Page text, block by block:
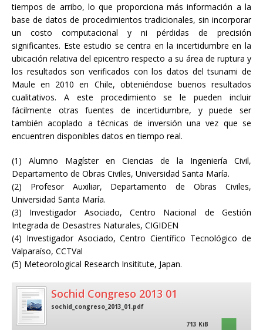
tiempos de arribo, lo que proporciona más información a la
base de datos de procedimientos tradicionales, sin incorporar
un costo computacional y ni pérdidas de precisión
significantes. Este estudio se centra en la incertidumbre en la
ubicación relativa del epicentro respecto a su área de ruptura y
los resultados son verificados con los datos del tsunami de
Maule en 2010 en Chile, obteniéndose buenos resultados
cualitativos. A este procedimiento se le pueden incluir
fácilmente otras fuentes de incertidumbre, y puede ser
también acoplado a técnicas de inversión una vez que se
encuentren disponibles datos en tiempo real.
(1) Alumno Magíster en Ciencias de la Ingeniería Civil,
Departamento de Obras Civiles, Universidad Santa María.
(2) Profesor Auxiliar, Departamento de Obras Civiles,
Universidad Santa María.
(3) Investigador Asociado, Centro Nacional de Gestión
Integrada de Desastres Naturales, CIGIDEN
(4) Investigador Asociado, Centro Científico Tecnológico de
Valparaíso, CCTVal
(5) Meteorological Research Insititute, Japan.
Sochid Congreso 2013 01
sochid_congreso_2013_01.pdf
713 KiB